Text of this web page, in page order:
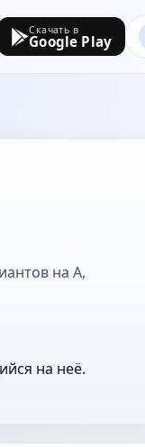
Скачать в
Google Play
на А,
на неё.